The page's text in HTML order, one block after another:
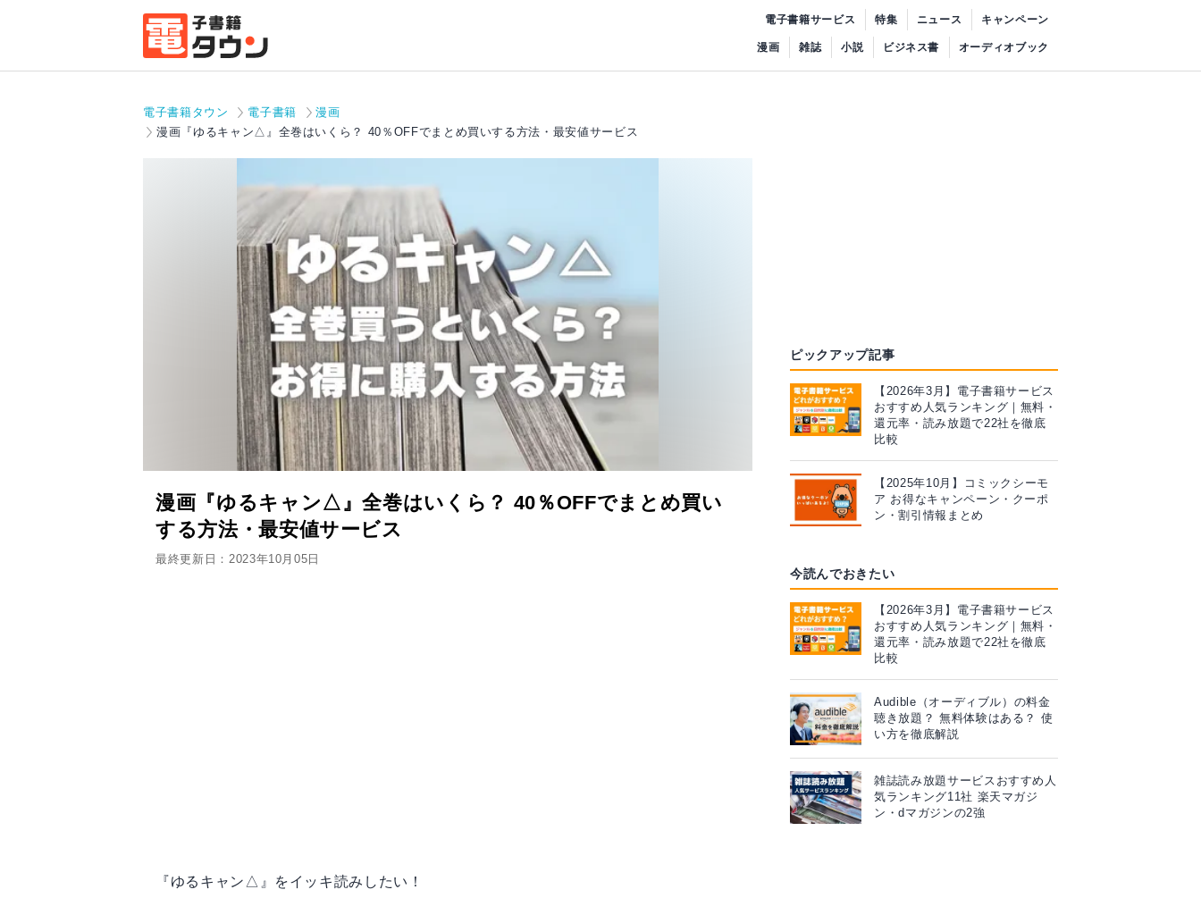
電子書籍サービス 特集 ニュース キャンペーン
漫画 雑誌 小説 ビジネス書 オーディオブック
電子書籍タウン 電子書籍
漫画
漫画『ゆるキャン△』全巻はいくら？ 40％OFFでまとめ買いする方法・最安値サービス
漫画『ゆるキャン△』全巻はいくら？ 40％OFFでまとめ買い
する方法・最安値サービス
最終更新日：2023年10月05日
『ゆるキャン△』をイッキ読みしたい！
ピックアップ記事
【2026年3月】電子書籍サービス
おすすめ人気ランキング｜無料・
還元率・読み放題で22社を徹底
比較
【2025年10月】コミックシーモ
ア お得なキャンペーン・クーポ
ン・割引情報まとめ
今読んでおきたい
【2026年3月】電子書籍サービス
おすすめ人気ランキング｜無料・
還元率・読み放題で22社を徹底
比較
Audible（オーディブル）の料金
聴き放題？ 無料体験はある？ 使
い方を徹底解説
雑誌読み放題サービスおすすめ人
気ランキング11社 楽天マガジ
ン・dマガジンの2強